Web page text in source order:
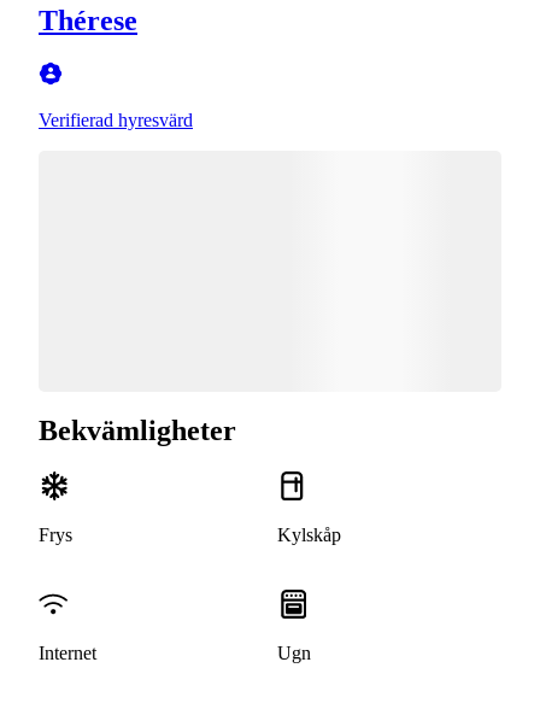
Thérese
Verifierad hyresvärd
Bekvämligheter
Frys Kylskåp
Internet Ugn